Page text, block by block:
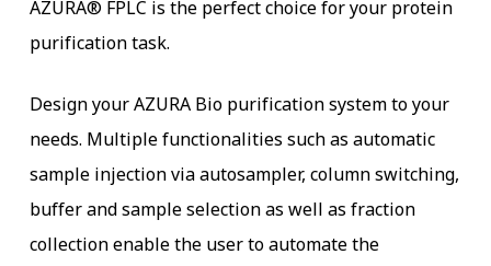
AZURA® FPLC is the perfect choice for your protein
purification task.
Design your AZURA Bio purification system to your
needs. Multiple functionalities such as automatic
sample injection via autosampler, column switching,
buffer and sample selection as well as fraction
collection enable the user to automate the